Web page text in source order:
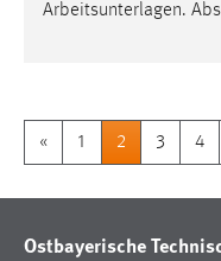
Arbeitsunterlagen.
« 1 2 3 4
Ostbayerische